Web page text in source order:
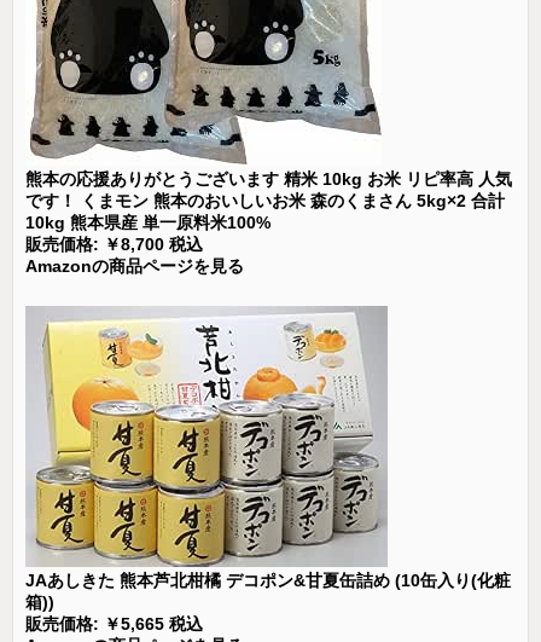
熊本の応援ありがとうございます 精米 10kg お米 リピ率高 人気
です！ くまモン 熊本のおいしいお米 森のくまさん 5kg×2 合計
10kg 熊本県産 単一原料米100%
販売価格: ￥8,700 税込
Amazonの商品ページを見る
JAあしきた 熊本芦北柑橘 デコポン&甘夏缶詰め (10缶入り(化粧
箱))
販売価格: ￥5,665 税込